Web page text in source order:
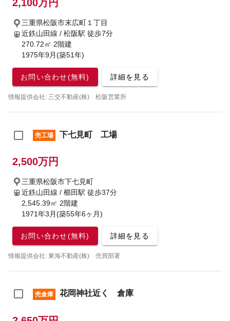
2,100万円
三重県松阪市末広町１丁目
近鉄山田線 / 松阪駅 徒歩7分
270.72㎡ 2階建
1975年9月(築51年)
お問い合わせ(無料) 詳細を見る
情報提供会社: 三交不動産(株) 松阪営業所
売工場 下七見町 工場
2,500万円
三重県松阪市下七見町
近鉄山田線 / 櫛田駅 徒歩37分
2,545.39㎡ 2階建
1971年3月(築55年6ヶ月)
お問い合わせ(無料) 詳細を見る
情報提供会社: 東海不動産(株) 売買部署
売倉庫 花岡神社近く 倉庫